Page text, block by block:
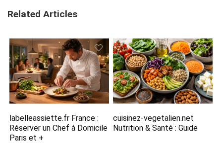
Related Articles
labelleassiette.fr France :
Réserver un Chef à Domicile
Paris et +
cuisinez-vegetalien.net
Nutrition​ & Santé : Guide